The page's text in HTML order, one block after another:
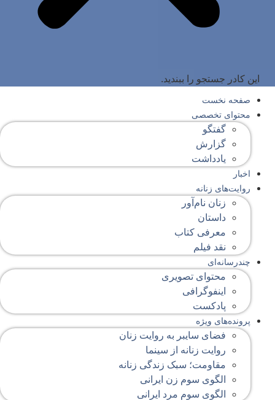
این کادر جستجو را ببندید.
صفحه‌ نخست
محتوای‌ تخصصی
گفتگو
گزارش
یادداشت
اخبار
روایت‌های زنانه
زنان نام‌آور
داستان
معرفی کتاب
نقد فیلم
چندرسانه‌ای
محتوای تصویری
اینفوگرافی
پادکست
پرونده‌های ویژه
فضای سایبر به روایت زنان
روایت زنانه از سینما
مقاومت؛ سبک زندگی زنانه
الگوی سوم زن ایرانی
الگوی سوم مرد ایرانی